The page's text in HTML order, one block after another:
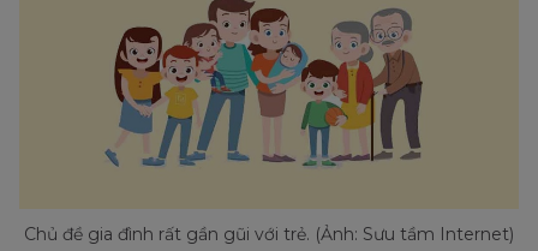
Chủ đề gia đình rất gần gũi với trẻ. (Ảnh: Sưu tầm Internet)